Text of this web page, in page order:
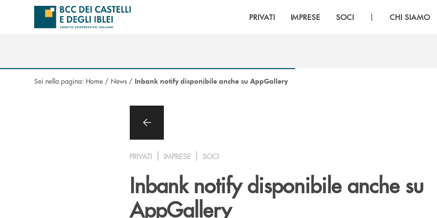
Salta al contenuto principale
PRIVATI IMPRESE SOCI | CHI SIAMO
Sei nella pagina: Home / News / Inbank notify disponibile anche su AppGallery
PRIVATI IMPRESE SOCI
Inbank notify disponibile anche su
AppGallery